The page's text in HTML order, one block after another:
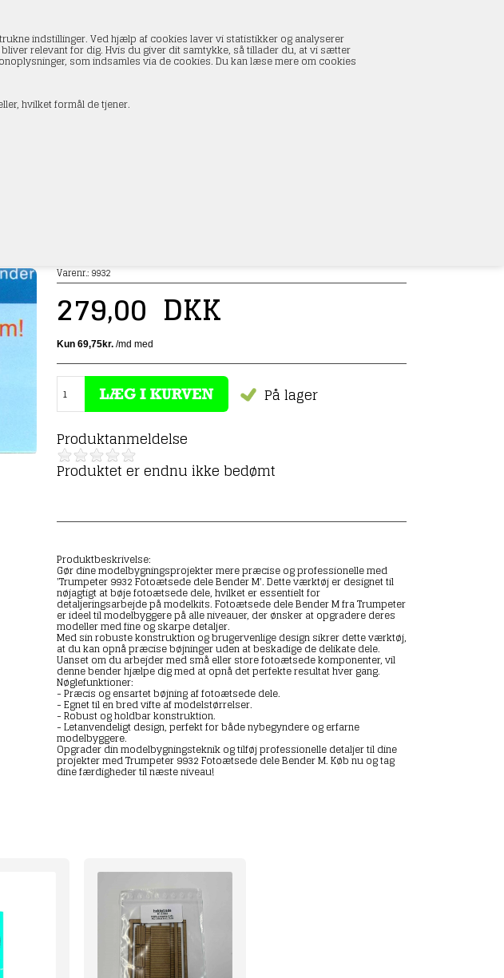
indstillinger. Ved hjælp af cookies laver vi statistikker og analyserer
relevant for dig. Hvis du giver dit samtykke, så tillader du, at vi sætter
som indsamles via de cookies. Du kan læse mere om cookies
hvilket formål de tjener.
0 vare(r) i kurven
I alt:
Varenr.: 9932
279,00 DKK
På lager
Produktanmeldelse
Produktet er endnu ikke bedømt
Produktbeskrivelse:
Gør dine modelbygningsprojekter mere præcise og professionelle med
'Trumpeter 9932 Fotoætsede dele Bender M'. Dette værktøj er designet til
nøjagtigt at bøje fotoætsede dele, hvilket er essentielt for
detaljeringsarbejde på modelkits. Fotoætsede dele Bender M fra Trumpeter
er ideel til modelbyggere på alle niveauer, der ønsker at opgradere deres
modeller med fine og skarpe detaljer.
Med sin robuste konstruktion og brugervenlige design sikrer dette værktøj,
at du kan opnå præcise bøjninger uden at beskadige de delikate dele.
Uanset om du arbejder med små eller store fotoætsede komponenter, vil
denne bender hjælpe dig med at opnå det perfekte resultat hver gang.
Nøglefunktioner:
- Præcis og ensartet bøjning af fotoætsede dele.
- Egnet til en bred vifte af modelstørrelser.
- Robust og holdbar konstruktion.
- Letanvendeligt design, perfekt for både nybegyndere og erfarne
modelbyggere.
Opgrader din modelbygningsteknik og tilføj professionelle detaljer til dine
projekter med Trumpeter 9932 Fotoætsede dele Bender M. Køb nu og tag
dine færdigheder til næste niveau!